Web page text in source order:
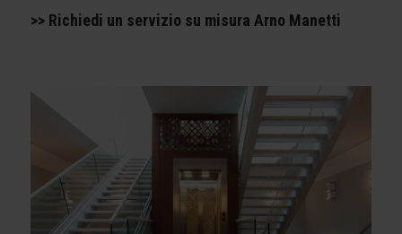
>> Richiedi un servizio su misura Arno Manetti